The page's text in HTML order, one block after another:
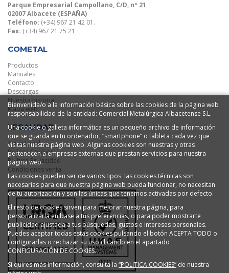
Parque Empresarial Campollano, C/D, nº 21
02007 Albacete (ESPAÑA)
Teléfono: (+34) 967 21 42 01.
Fax: (+34) 967 21 75 21
COMETAL
Productos
Manuales
Contacto
Descargas
Nuestra historia
Mapa web
LEGALIDAD
Aviso Legal
Política Cookies
Política Privacidad
Condiciones venta
Bienvenida/o a la información básica sobre las cookies de la página web
responsabilidad de la entidad: Comercial Metalúrgica Albacetense S.L.
Una cookie o galleta informática es un pequeño archivo de información
que se guarda en tu ordenador, “smartphone” o tableta cada vez que
visitas nuestra página web. Algunas cookies son nuestras y otras
pertenecen a empresas externas que prestan servicios para nuestra
página web.
Las cookies pueden ser de varios tipos: las cookies técnicas son
necesarias para que nuestra página web pueda funcionar, no necesitan
de tu autorización y son las únicas que tenemos activadas por defecto.
El resto de cookies sirven para mejorar nuestra página, para
personalizarla en base a tus preferencias, o para poder mostrarte
publicidad ajustada a tus búsquedas, gustos e intereses personales.
Puedes aceptar todas estas cookies pulsando el botón ACEPTA TODO o
configurarlas o rechazar su uso clicando en el apartado
CONFIGURACIÓN DE COOKIES.
Si quires más información, consulta la “POLITICA COOKIES” de nuestra